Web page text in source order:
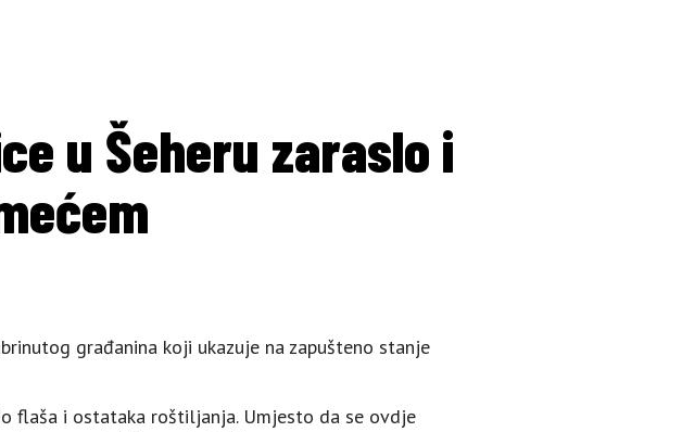
u Šeheru zaraslo i
građanina koji ukazuje na zapušteno stanje
flaša i ostataka roštiljanja. Umjesto da se ovdje